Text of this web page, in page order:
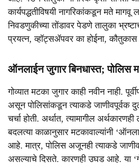
कार्यपद्धतीविषयी नागरिकांकडून मते
निवडणुकीच्या तोंडावर पेडणे तालुका
प्रयत्न, व्हॉट्सॲपवर का होईना,
ऑनलाईन जुगार बिनधास्त; पोलिस
गोव्यात मटका जुगार काही नवीन नाही.
असून पोलिसांकडून त्याकडे जाणीवपूर्वक
चर्चा होती. अर्थात, त्यामागील
बदलत्या काळानुसार मटकावाल्यांनी
आहे. मात्र, पोलिस अजूनही त्याकडे
असल्याचे दिसते. कारणही उघड आहे. या